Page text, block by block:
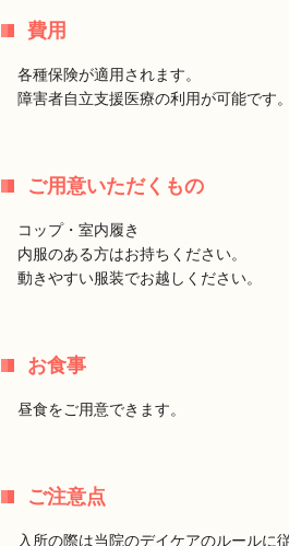
費用
各種保険が適用されます。
障害者自立支援医療の利用が可能です。
ご用意いただくもの
コップ・室内履き
内服のある方はお持ちください。
動きやすい服装でお越しください。
お食事
昼食をご用意できます。
ご注意点
入所の際は当院のデイケアのルールに